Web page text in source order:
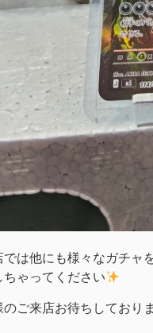
では他にも様々なガチャ
ちゃってください
のご来店お待ちしており